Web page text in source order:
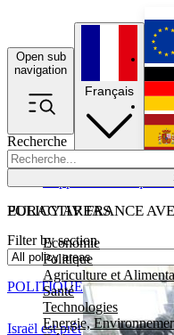
Open sub
navigation
Recherche
POLICY AREAS
Economie
Politique
Agriculture et
Santé
Technologies
Energie,
Français
EURACTIV FRANCE
Filter by section
Israël est prêt
POLITIQUE